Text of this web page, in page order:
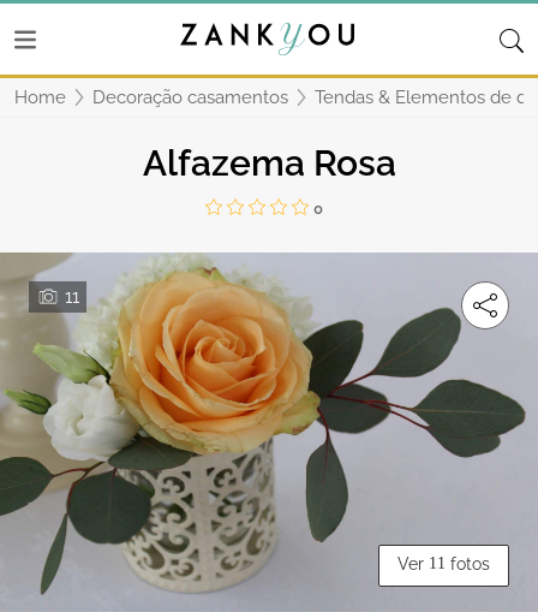
Home Decoração casamentos Tendas & Elementos de
Alfazema Rosa
0
11
Ver 11 fotos